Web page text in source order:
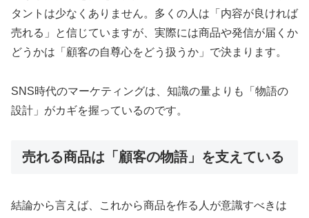
タントは少なくありません。多くの人は「内容が良ければ
売れる」と信じていますが、実際には商品や発信が届くか
どうかは「顧客の自尊心をどう扱うか」で決まります。
SNS時代のマーケティングは、知識の量よりも「物語の
設計」がカギを握っているのです。
売れる商品は「顧客の物語」を支えている
結論から言えば、これから商品を作る人が意識すべきは